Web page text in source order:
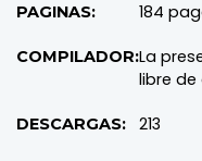
PAGINAS: 184
COMPILADOR:La
libre
DESCARGAS: 213